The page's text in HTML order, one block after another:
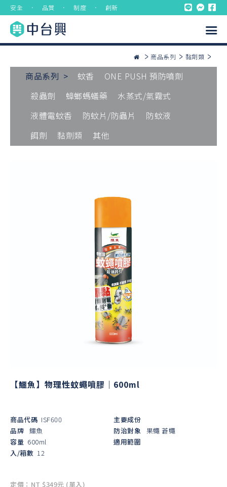
安全 ． 品質 ． 制度 ． 創新
商品系列 黏劑類
商品系列 > 蚊香
ONE PUSH 預防噴劑
殺蟲劑
蟑螂螞蟻藥
水蒸式/氣霧式
液體電蚊香
防蚊片/防蟲片
防蚊液
餌劑
黏劑類 其他
【鱷魚】物理性蚊蠅噴膠｜600ml
商品代碼 ISF600
品牌 鱷魚
容量 600ml
入/箱數 12
主要成份
防治對象 果蠅 蒼蠅
適用範圍
定價：NT $349元 (單入)